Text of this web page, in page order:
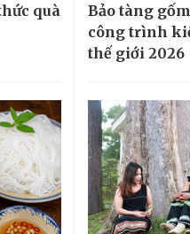
quà
Bảo tàng
công trình
thế giới 2026